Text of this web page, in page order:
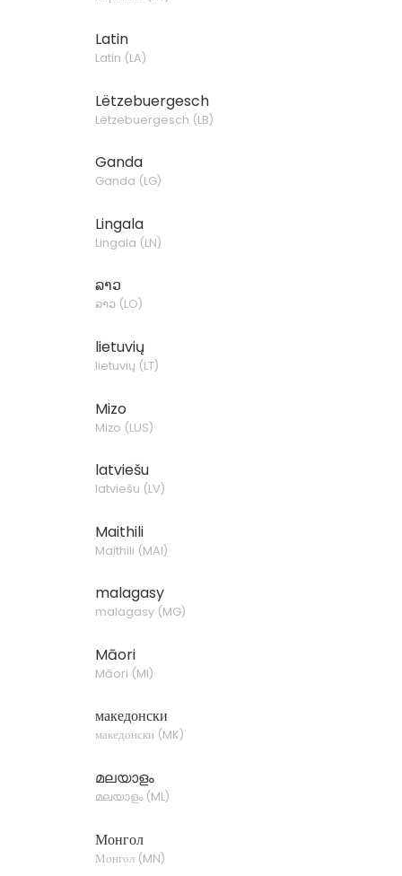
Latin
Latin (LA)
Lëtzebuergesch
Lëtzebuergesch (LB)
Ganda
Ganda (LG)
Lingala
Lingala (LN)
ລາວ
ລາວ (LO)
lietuvių
lietuvių (LT)
Mizo
Mizo (LUS)
latviešu
latviešu (LV)
Maithili
Maithili (MAI)
malagasy
malagasy(MG)
Māori
Māori (MI)
македонски
македонски (MK)
മലയാളം
മലയാളം(ML)
Монгол
Монгол(MN)